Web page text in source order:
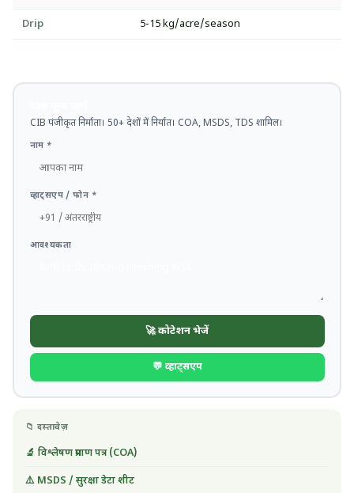
Drip 5-15 kg/acre/season
CIB पंजीकृत निर्माता। 50+ देशों में निर्यात। COA, MSDS, TDS शामिल।
नाम *
व्हाट्सएप / फोन *
आवश्यकता
🚀 कोटेशन भेजें
💬 व्हाट्सएप
📁 दस्तावेज़
🔬 विश्लेषण प्रमाण पत्र (COA)
⚠️ MSDS / सुरक्षा डेटा शीट